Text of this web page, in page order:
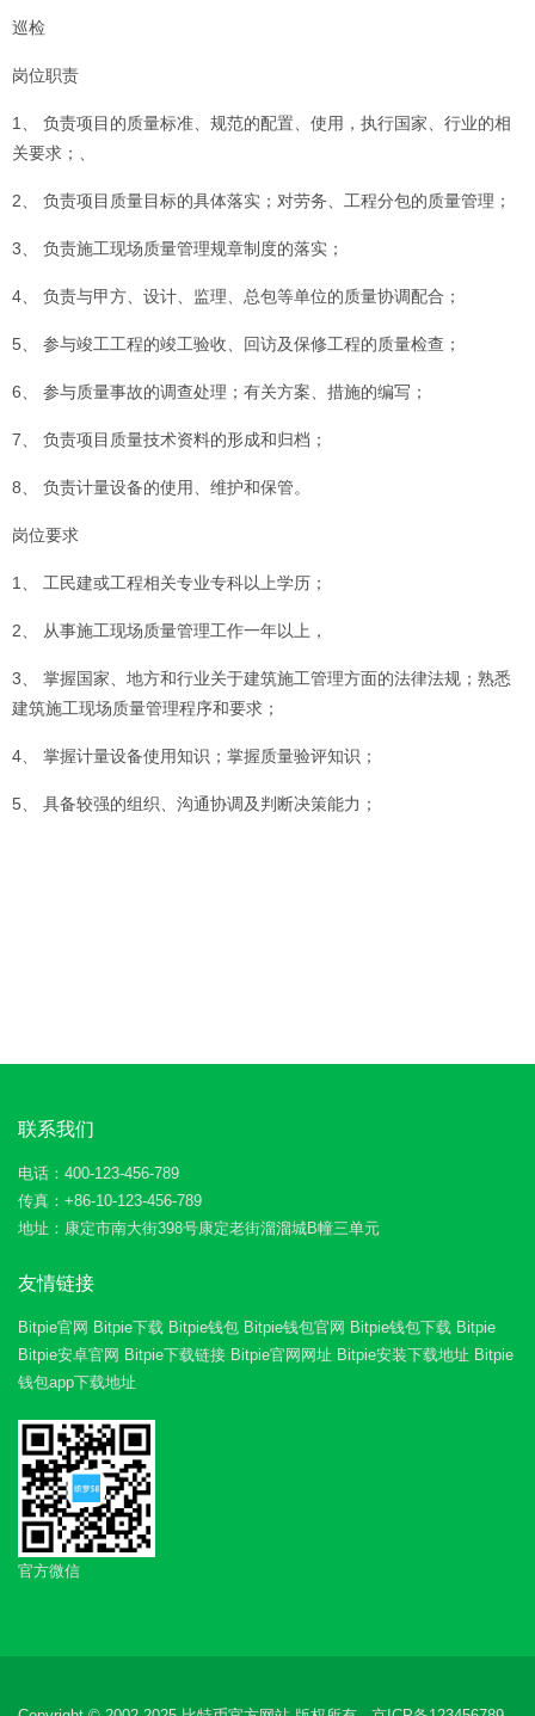
巡检
岗位职责
1、 负责项目的质量标准、规范的配置、使用，执行国家、行业的相
关要求；、
2、 负责项目质量目标的具体落实；对劳务、工程分包的质量管理；
3、 负责施工现场质量管理规章制度的落实；
4、 负责与甲方、设计、监理、总包等单位的质量协调配合；
5、 参与竣工工程的竣工验收、回访及保修工程的质量检查；
6、 参与质量事故的调查处理；有关方案、措施的编写；
7、 负责项目质量技术资料的形成和归档；
8、 负责计量设备的使用、维护和保管。
岗位要求
1、 工民建或工程相关专业专科以上学历；
2、 从事施工现场质量管理工作一年以上，
3、 掌握国家、地方和行业关于建筑施工管理方面的法律法规；熟悉
建筑施工现场质量管理程序和要求；
4、 掌握计量设备使用知识；掌握质量验评知识；
5、 具备较强的组织、沟通协调及判断决策能力；
联系我们
电话：400-123-456-789
传真：+86-10-123-456-789
地址：康定市南大街398号康定老街溜溜城B幢三单元
友情链接
Bitpie官网 Bitpie下载 Bitpie钱包 Bitpie钱包官网 Bitpie钱包下载 Bitpie
Bitpie安卓官网 Bitpie下载链接 Bitpie官网网址 Bitpie安装下载地址 Bitpie
钱包app下载地址
官方微信